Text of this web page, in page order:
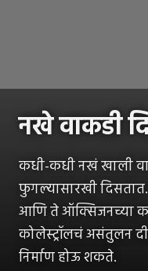
नखे वाकडी
कधी-कधी नखं खाली
फुगल्यासारखी
आणि ते ऑक्सिजनच्या
कोलेस्ट्रॉलचं असंतुलन
निर्माण होऊ शकते.